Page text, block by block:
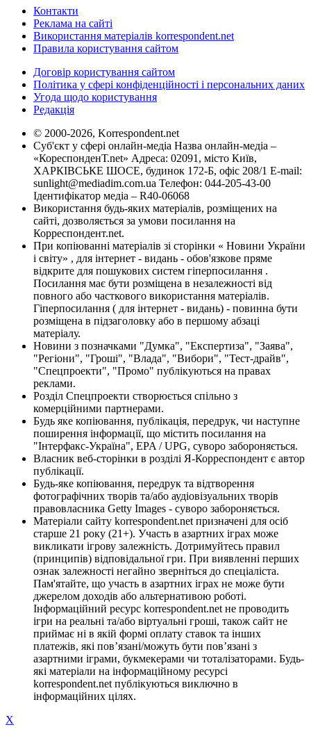
Контакти
Реклама на сайті
Використання матеріалів korrespondent.net
Правила користування сайтом
Договір користування сайтом
Політика у сфері конфіденційності і персональних даних
Угода щодо користування
Редакція
© 2000-2026, Korrespondent.net
Суб'єкт у сфері онлайн-медіа Назва онлайн-медіа –
«КореспонденТ.net» Адреса: 02091, місто Київ,
ХАРКІВСЬКЕ ШОСЕ, будинок 172-Б, офіс 208/1 E-mail:
sunlight@mediadim.com.ua Телефон: 044-205-43-00
Ідентифікатор медіа – R40-06068
Використання будь-яких матеріалів, розміщених на
сайті, дозволяється за умови посилання на
Корреспондент.net.
При копіюванні матеріалів зі сторінки « Новини України
і світу» , для інтернет - видань - обов'язкове пряме
відкрите для пошукових систем гіперпосилання .
Посилання має бути розміщена в незалежності від
повного або часткового використання матеріалів.
Гіперпосилання ( для інтернет - видань) - повинна бути
розміщена в підзаголовку або в першому абзаці
матеріалу.
Новини з позначками "Думка", "Експертиза", "Заява",
"Регіони", "Гроші", "Влада", "Вибори", "Тест-драйв",
"Спецпроекти", "Промо" публікуються на правах
реклами.
Розділ Спецпроекти створюється спільно з
комерційними партнерами.
Будь яке копіювання, публікація, передрук, чи наступне
поширення інформації, що містить посилання на
"Інтерфакс-Україна", EPA / UPG, суворо забороняється.
Власник веб-сторінки в розділі Я-Корреспондент є автор
публікації.
Будь-яке копіювання, передрук та відтворення
фотографічних творів та/або аудіовізуальних творів
правовласника Getty Images - суворо забороняється.
Матеріали сайту korrespondent.net призначені для осіб
старше 21 року (21+). Участь в азартних іграх може
викликати ігрову залежність. Дотримуйтесь правил
(принципів) відповідальної гри. При виявленні перших
ознак залежності негайно зверніться до спеціаліста.
Пам'ятайте, що участь в азартних іграх не може бути
джерелом доходів або альтернативою роботі.
Інформаційний ресурс korrespondent.net не проводить
ігри на реальні та/або віртуальні гроші, також сайт не
приймає ні в якій формі оплату ставок та інших
платежів, які пов’язані/можуть бути пов’язані з
азартними іграми, букмекерами чи тоталізаторами. Будь-
які матеріали на інформаційному ресурсі
korrespondent.net публікуються виключно в
інформаційних цілях.
X